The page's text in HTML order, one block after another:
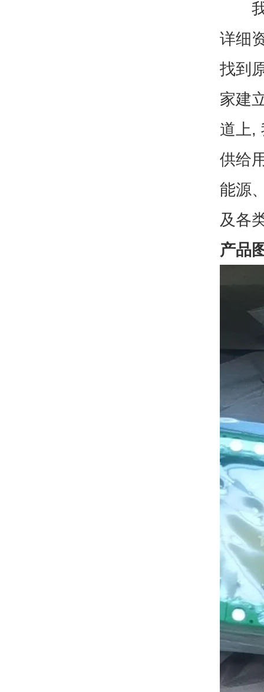
我
详细
找到
家建
道上,
供给
能源
及各
产品